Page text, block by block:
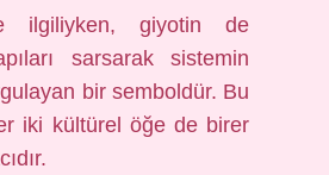
ilgiliyken, giyotin de
sarsarak sistemin
bir semboldür. Bu
iki kültürel öğe de birer